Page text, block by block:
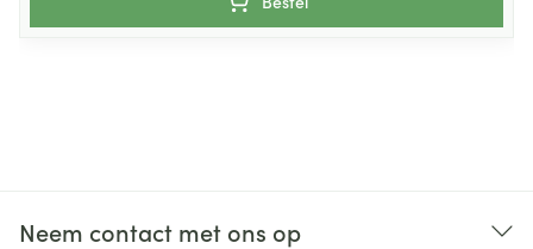
Neem contact met ons op